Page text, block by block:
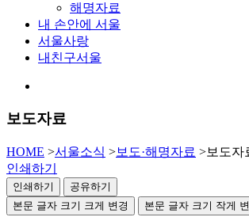
해명자료
내 손안에 서울
서울사랑
내친구서울
보도자료
HOME >서울소식 >보도·해명자료 >보도자
인쇄하기
인쇄하기
공유하기
본문 글자 크기 크게 변경
본문 글자 크기 작게